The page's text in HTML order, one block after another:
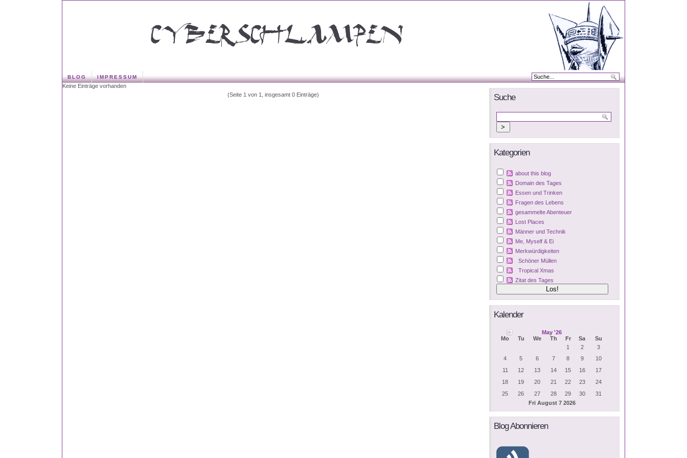
BLOG IMPRESSUM
Keine Einträge vorhanden
(Seite 1 von 1, insgesamt 0 Einträge)
Suche
Kategorien
about this blog
Domain des Tages
Essen und Trinken
Fragen des Lebens
gesammelte Abenteuer
Lost Places
Männer und Technik
Me, Myself & Ei
Merkwürdigkeiten
Schöner Müllen
Tropical Xmas
Zitat des Tages
Kalender
May '26
Mo
Tu We Th Fr Sa Su
Fri August 7 2026
1 2
3
4
5 6 7 8 9
10
11
12 13 14 15 16
17
18
19 20 21 22 23
24
25
26 27 28 29 30 31
Blog Abonnieren